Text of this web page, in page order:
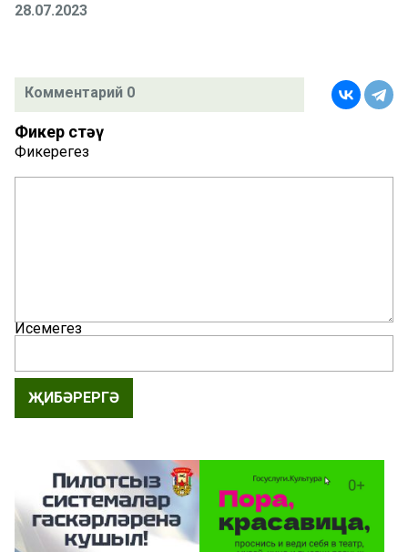
28.07.2023
Комментарий 0
Фикер өстәү
Фикерегез
Исемегез
ҖИБӘРЕРГӘ